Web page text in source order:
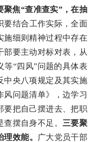
聚焦“查准查实”，在抽
要结合工作实际，全面
施细则精神过程中存在
部要主动对标对表，从
等“四风”问题的具体表
中央八项规定及其实施
风问题清单》，边学习
要把自己摆进去、把职
摆自身不足。 三要聚
效能。
广大党员干部